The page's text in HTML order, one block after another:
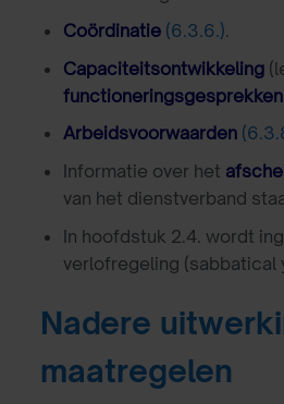
Coördinatie (6.3.6.).
Capaciteitsontwikkeling
functioneringsgesprekken
Arbeidsvoorwaarden
Informatie over het
van het dienstverband
In hoofdstuk 2.4. wordt
verlofregeling (sabbatical
Nadere
maatregelen